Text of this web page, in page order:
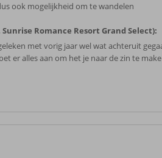
ook mogelijkheid om te wandelen
Romance Resort Grand Select):
met vorig jaar wel wat achteruit
er alles aan om het je naar de zin te